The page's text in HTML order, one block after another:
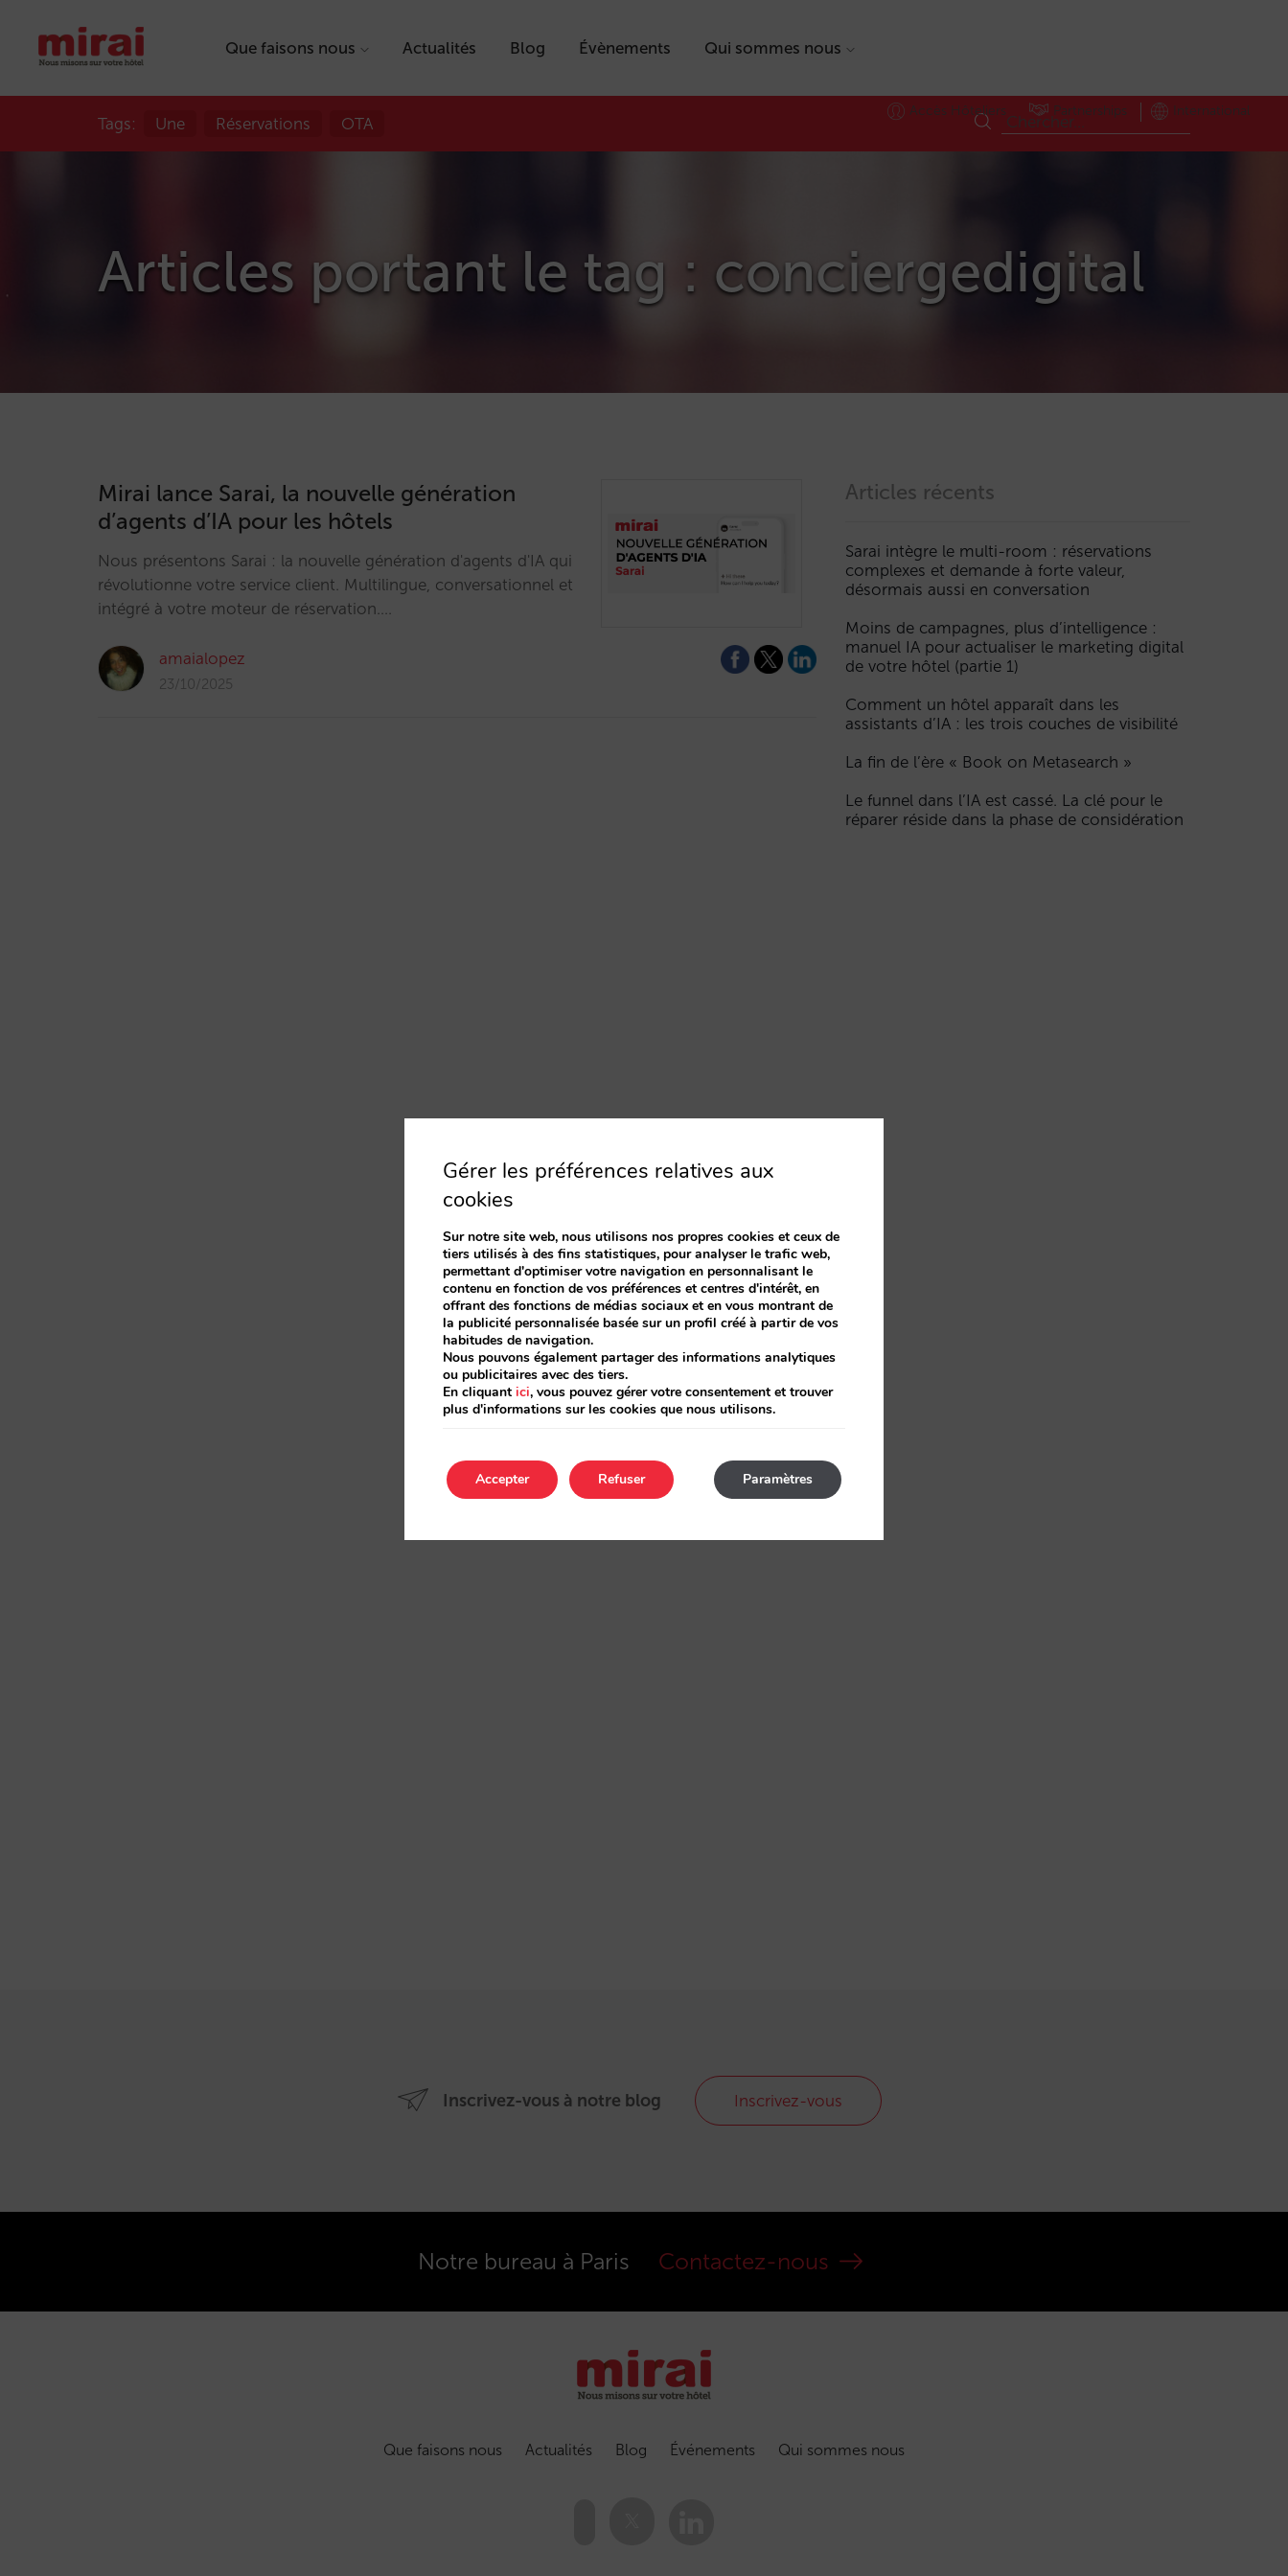
Que faisons nous Actualités Blog Évènements Qui sommes nous
Accès Hôteliers Partnerships International
Tags: Une Réservations OTA
Articles portant le tag : conciergedigital
Mirai lance Sarai, la nouvelle génération
d’agents d’IA pour les hôtels
Nous présentons Sarai : la nouvelle génération d'agents d'IA qui
révolutionne votre service client. Multilingue, conversationnel et
intégré à votre moteur de réservation.…
amaialopez
23/10/2025
Articles récents
Sarai intègre le multi-room : réservations
complexes et demande à forte valeur,
désormais aussi en conversation
Moins de campagnes, plus d’intelligence :
manuel IA pour actualiser le marketing digital
de votre hôtel (partie 1)
Comment un hôtel apparaît dans les
assistants d’IA : les trois couches de visibilité
La fin de l’ère « Book on Metasearch »
Le funnel dans l’IA est cassé. La clé pour le
réparer réside dans la phase de considération
Inscrivez-vous à notre blog Inscrivez-vous
Notre bureau à Paris Contactez-nous
Que faisons nous Actualités Blog Événements Qui sommes nous
Gérer les préférences relatives aux
cookies
Sur notre site web, nous utilisons nos propres cookies et ceux de
tiers utilisés à des fins statistiques, pour analyser le trafic web,
permettant d'optimiser votre navigation en personnalisant le
contenu en fonction de vos préférences et centres d'intérêt, en
offrant des fonctions de médias sociaux et en vous montrant de
la publicité personnalisée basée sur un profil créé à partir de vos
habitudes de navigation.
Nous pouvons également partager des informations analytiques
ou publicitaires avec des tiers.
En cliquant ici, vous pouvez gérer votre consentement et trouver
plus d'informations sur les cookies que nous utilisons.
Accepter Paramètres
Refuser